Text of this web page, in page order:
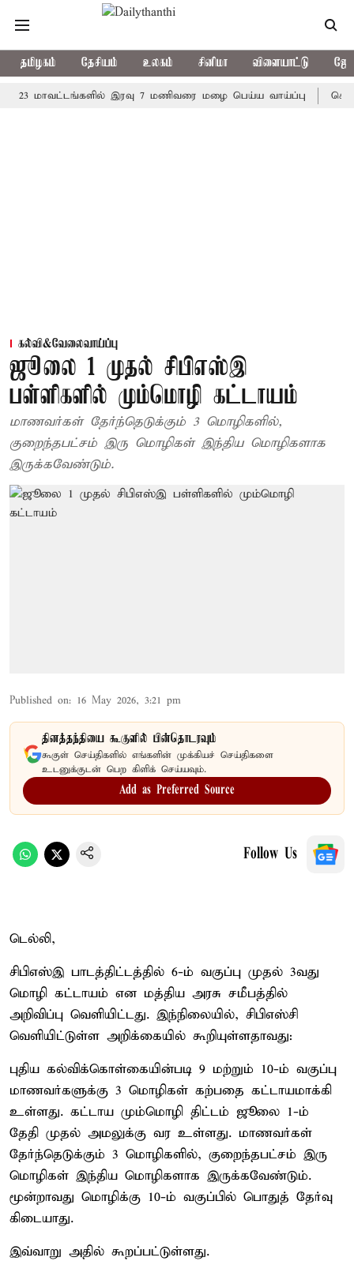
தமிழகம் தேசியம் உலகம் சினிமா விளையாட்டு
இரவு 7 மணிவரை மழை பெய்ய வாய்ப்பு கொரிய
கல்வி&வேலைவாய்ப்பு
ஜூலை 1 முதல் சிபிஎஸ்இ
பள்ளிகளில் மும்மொழி கட்டாயம்
மாணவர்கள் தேர்ந்தெடுக்கும் 3 மொழிகளில்,
குறைந்தபட்சம் இரு மொழிகள் இந்திய மொழிகளாக
இருக்கவேண்டும்.
Published on: 16 May 2026, 3:21 pm
தினத்தந்தியை கூகுளில் பின்தொடரவும்
கூகுள் செய்திகளில் எங்களின் முக்கியச் செய்திகளை
உடனுக்குடன் பெற கிளிக் செய்யவும்.
Add as Preferred Source
Follow Us
டெல்லி,
சிபிஎஸ்இ பாடத்திட்டத்தில் 6-ம் வகுப்பு முதல் 3வது
மொழி கட்டாயம் என மத்திய அரசு சமீபத்தில்
அறிவிப்பு வெளியிட்டது. இந்நிலையில், சிபிஎஸ்சி
வெளியிட்டுள்ள அறிக்கையில் கூறியுள்ளதாவது:
புதிய கல்விக்கொள்கையின்படி 9 மற்றும் 10-ம் வகுப்பு
மாணவர்களுக்கு 3 மொழிகள் கற்பதை கட்டாயமாக்கி
உள்ளது. கட்டாய மும்மொழி திட்டம் ஜூலை 1-ம்
தேதி முதல் அமலுக்கு வர உள்ளது. மாணவர்கள்
தேர்ந்தெடுக்கும் 3 மொழிகளில், குறைந்தபட்சம் இரு
மொழிகள் இந்திய மொழிகளாக இருக்கவேண்டும்.
மூன்றாவது மொழிக்கு 10-ம் வகுப்பில் பொதுத் தேர்வு
கிடையாது.
இவ்வாறு அதில் கூறப்பட்டுள்ளது.